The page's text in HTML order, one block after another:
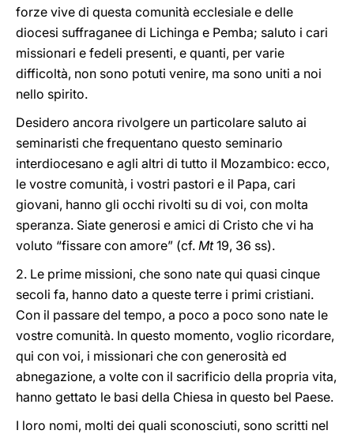
forze vive di questa comunità ecclesiale e delle
diocesi suffraganee di Lichinga e Pemba; saluto i cari
missionari e fedeli presenti, e quanti, per varie
difficoltà, non sono potuti venire, ma sono uniti a noi
nello spirito.
Desidero ancora rivolgere un particolare saluto ai
seminaristi che frequentano questo seminario
interdiocesano e agli altri di tutto il Mozambico: ecco,
le vostre comunità, i vostri pastori e il Papa, cari
giovani, hanno gli occhi rivolti su di voi, con molta
speranza. Siate generosi e amici di Cristo che vi ha
voluto “fissare con amore” (cf. Mt19, 36 ss).
2. Le prime missioni, che sono nate qui quasi cinque
secoli fa, hanno dato a queste terre i primi cristiani.
Con il passare del tempo, a poco a poco sono nate le
vostre comunità. In questo momento, voglio ricordare,
qui con voi, i missionari che con generosità ed
abnegazione, a volte con il sacrificio della propria vita,
hanno gettato le basi della Chiesa in questo bel Paese.
I loro nomi, molti dei quali sconosciuti, sono scritti nel